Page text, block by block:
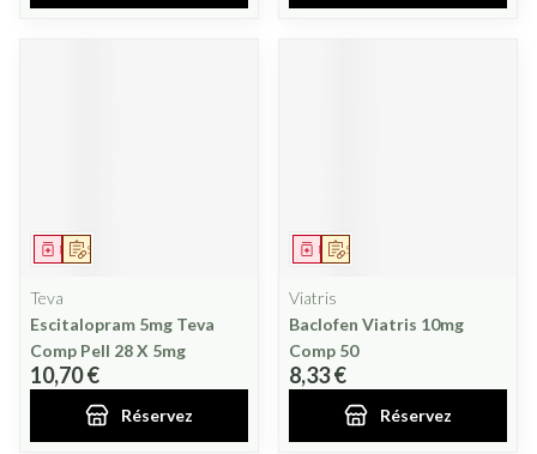
Sur prescription
Médicament
Teva
Escitalopram 5mg Teva
Comp Pell 28 X 5mg
10,70 €
Réservez
Sur prescription
Médicament
Viatris
Baclofen Viatris 10mg
Comp 50
8,33 €
Réservez